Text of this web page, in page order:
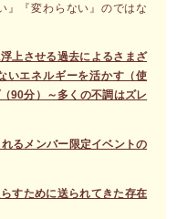
』『変わらない』のではな
上させる過去によるさまざ
いエネルギーを活かす（使
90分）～多くの不調はズレ
るメンバー限定イベントの
すために送られてきた存在